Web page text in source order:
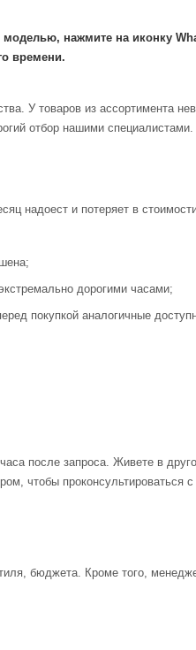
нажмите на иконку
времени.
У товаров из ассортимента
отбор нашими специалистами.
надоест и потеряет в
дорогими часами;
покупкой аналогичные
после запроса. Живете в
чтобы проконсультироваться
бюджета. Кроме того,